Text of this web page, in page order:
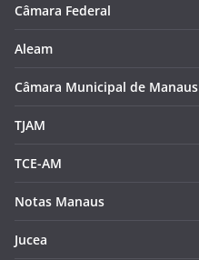
Câmara Federal
Aleam
Câmara Municipal de Manaus
TJAM
TCE-AM
Notas Manaus
Jucea